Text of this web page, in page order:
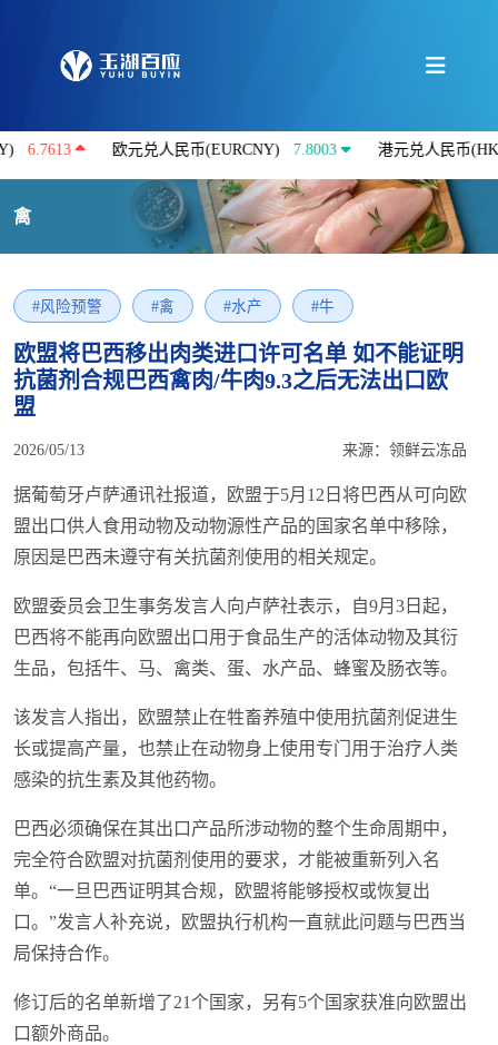
欧元兑人民币(EURCNY) 7.8003 港元兑人民币(HKDCNY)
禽
#风险预警 #禽 #水产 #牛
欧盟将巴西移出肉类进口许可名单 如不能证明
抗菌剂合规巴西禽肉/牛肉9.3之后无法出口欧
盟
2026/05/13 来源：领鲜云冻品
据葡萄牙卢萨通讯社报道，欧盟于5月12日将巴西从可向欧
盟出口供人食用动物及动物源性产品的国家名单中移除，
原因是巴西未遵守有关抗菌剂使用的相关规定。
欧盟委员会卫生事务发言人向卢萨社表示，自9月3日起，
巴西将不能再向欧盟出口用于食品生产的活体动物及其衍
生品，包括牛、马、禽类、蛋、水产品、蜂蜜及肠衣等。
该发言人指出，欧盟禁止在牲畜养殖中使用抗菌剂促进生
长或提高产量，也禁止在动物身上使用专门用于治疗人类
感染的抗生素及其他药物。
巴西必须确保在其出口产品所涉动物的整个生命周期中，
完全符合欧盟对抗菌剂使用的要求，才能被重新列入名
单。“一旦巴西证明其合规，欧盟将能够授权或恢复出
口。”发言人补充说，欧盟执行机构一直就此问题与巴西当
局保持合作。
修订后的名单新增了21个国家，另有5个国家获准向欧盟出
口额外商品。